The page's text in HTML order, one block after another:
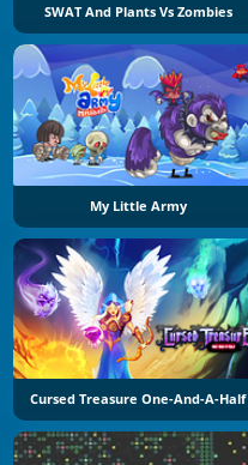
SWAT And Plants Vs Zombies
My Little Army
Cursed Treasure One-And-A-Half